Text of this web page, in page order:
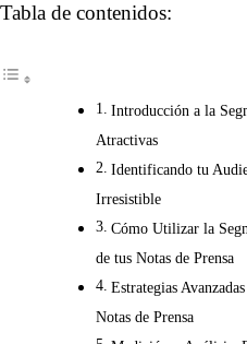
Tabla de contenidos:
Introducción a la
Atractivas
Identificando tu
Irresistible
Cómo Utilizar la
de tus Notas de Prensa
Estrategias
Notas de Prensa